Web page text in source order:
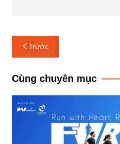
Điều
hướng
bài
Trước
Cùng chuyên mục